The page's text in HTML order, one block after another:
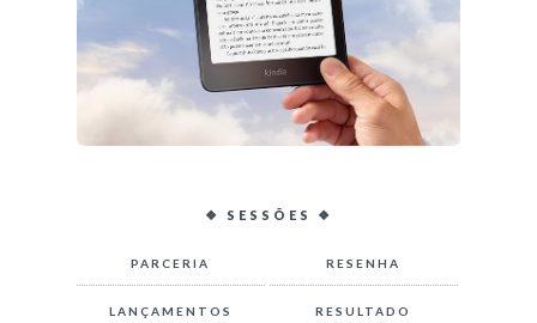
❖ SESSÕES ❖
PARCERIA RESENHA
LANÇAMENTOS RESULTADO